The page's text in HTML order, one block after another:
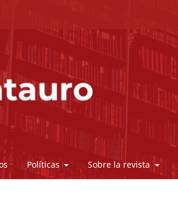
Políticas Sobre la revista